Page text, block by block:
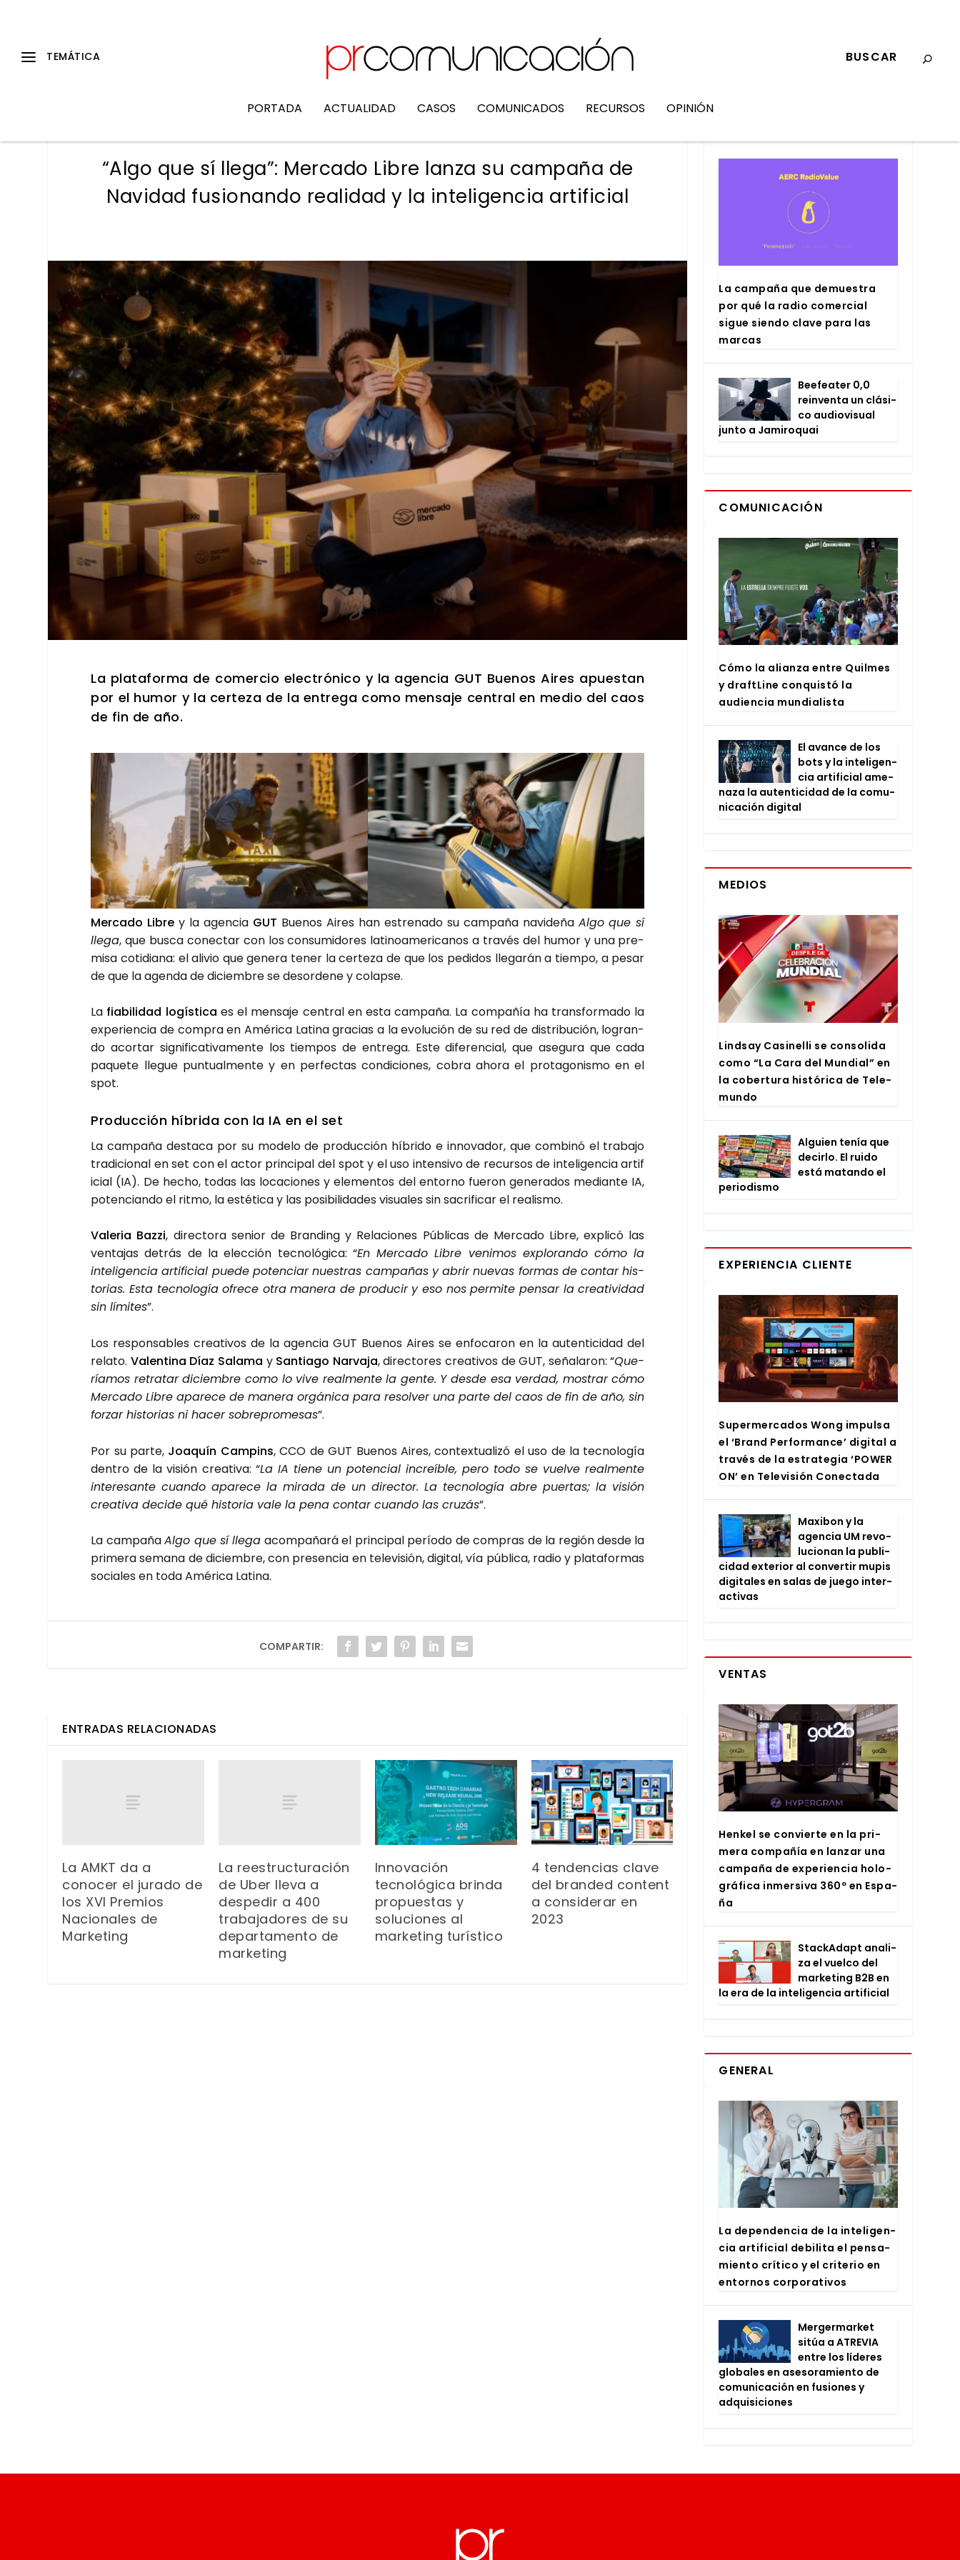
PORTADA ACTUALIDAD CASOS COMUNICADOS RECURSOS OPINIÓN
“Algo que sí llega”: Mercado Libre lanza su campaña de
Navidad fusionando realidad y la inteligencia artificial
La pla­ta­for­ma de comer­cio elec­tró­ni­co y la agen­cia GUT Bue­nos Aires apues­tan
por el humor y la cer­te­za de la entre­ga como men­sa­je cen­tral en medio del caos
de fin de año.
Mer­ca­do Libre y la agen­cia GUT Bue­nos Aires han estre­na­do su cam­pa­ña navi­de­ña Algo que sí
lle­ga, que bus­ca conec­tar con los con­su­mi­do­res lati­no­ame­ri­ca­nos a tra­vés del humor y una pre­
mi­sa coti­dia­na: el ali­vio que gene­ra tener la cer­te­za de que los pedi­dos lle­ga­rán a tiem­po, a pesar
de que la agen­da de diciem­bre se des­or­de­ne y colap­se.
La fia­bi­li­dad logís­ti­ca es el men­sa­je cen­tral en esta cam­pa­ña. La com­pa­ñía ha trans­for­ma­do la
expe­rien­cia de com­pra en Amé­ri­ca Lati­na gra­cias a la evo­lu­ción de su red de dis­tri­bu­ción, logran­
do acor­tar sig­ni­fi­ca­ti­va­men­te los tiem­pos de entre­ga. Este dife­ren­cial, que ase­gu­ra que cada
paque­te lle­gue pun­tual­men­te y en per­fec­tas con­di­cio­nes, cobra aho­ra el pro­ta­go­nis­mo en el
spot.
Pro­duc­ción híbri­da con la IA en el set
La cam­pa­ña des­ta­ca por su mode­lo de pro­duc­ción híbri­do e inno­va­dor, que com­bi­nó el tra­ba­jo
tra­di­cio­nal en set con el actor prin­ci­pal del spot y el uso inten­si­vo de recur­sos de inte­li­gen­cia arti­f
i­cial (IA). De hecho, todas las loca­cio­nes y ele­men­tos del entorno fue­ron gene­ra­dos median­te IA,
poten­cian­do el rit­mo, la esté­ti­ca y las posi­bi­li­da­des visua­les sin sacri­fi­car el rea­lis­mo.
Vale­ria Baz­zi, direc­to­ra senior de Bran­ding y Rela­cio­nes Públi­cas de Mer­ca­do Libre, expli­có las
ven­ta­jas detrás de la elec­ción tec­no­ló­gi­ca: “En Mer­ca­do Libre veni­mos explo­ran­do cómo la
inte­li­gen­cia arti­fi­cial pue­de poten­ciar nues­tras cam­pa­ñas y abrir nue­vas for­mas de con­tar his­
to­rias. Esta tec­no­lo­gía ofre­ce otra mane­ra de pro­du­cir y eso nos per­mi­te pen­sar la crea­ti­vi­dad
sin lími­tes”.
Los res­pon­sa­bles crea­ti­vos de la agen­cia GUT Bue­nos Aires se enfo­ca­ron en la auten­ti­ci­dad del
rela­to. Valen­ti­na Díaz Sala­ma y San­tia­go Nar­va­ja, direc­to­res crea­ti­vos de GUT, seña­la­ron: “Que­
ría­mos retra­tar diciem­bre como lo vive real­men­te la gen­te. Y des­de esa ver­dad, mos­trar cómo
Mer­ca­do Libre apa­re­ce de mane­ra orgá­ni­ca para resol­ver una par­te del caos de fin de año, sin
for­zar his­to­rias ni hacer sobre­pro­me­sas”.
Por su par­te, Joa­quín Cam­pins, CCO de GUT Bue­nos Aires, con­tex­tua­li­zó el uso de la tec­no­lo­gía
den­tro de la visión crea­ti­va: “La IA tie­ne un poten­cial increí­ble, pero todo se vuel­ve real­men­te
intere­san­te cuan­do apa­re­ce la mira­da de un direc­tor. La tec­no­lo­gía abre puer­tas; la visión
crea­ti­va deci­de qué his­to­ria vale la pena con­tar cuan­do las cru­zás”.
La cam­pa­ñaAlgo que sí lle­ga acom­pa­ña­rá el prin­ci­pal perío­do de com­pras de la región des­de la
pri­me­ra sema­na de diciem­bre, con pre­sen­cia en tele­vi­sión, digi­tal, vía públi­ca, radio y pla­ta­for­mas
socia­les en toda Amé­ri­ca Lati­na.
COMPARTIR:
ENTRADAS RELACIONADAS
La AMKT da a
conocer el jurado de
los XVI Premios
Nacionales de
Marketing
La reestructuración
de Uber lleva a
despedir a 400
trabajadores de su
departamento de
marketing
Innovación
tecnológica brinda
propuestas y
soluciones al
marketing turístico
4 tendencias clave
del branded content
a considerar en
2023
La cam­pa­ña que demues­tra
por qué la radio comer­cial
sigue sien­do cla­ve para las
mar­cas
Bee­fea­ter 0,0
rein­ven­ta un clá­si­
co audio­vi­sual
jun­to a Jami­ro­quai
COMUNICACIÓN
Cómo la alian­za entre Quil­mes
y draftLi­ne con­quis­tó la
audien­cia mun­dia­lis­ta
El avan­ce de los
bots y la inte­li­gen­
cia arti­fi­cial ame­
na­za la auten­ti­ci­dad de la comu­
ni­ca­ción digi­tal
MEDIOS
Lind­say Casi­ne­lli se con­so­li­da
como “La Cara del Mun­dial” en
la cober­tu­ra his­tó­ri­ca de Tele­
mun­do
Alguien tenía que
decir­lo. El rui­do
está matan­do el
perio­dis­mo
EXPERIENCIA CLIENTE
Super­mer­ca­dos Wong impul­sa
el ‘Brand Per­for­man­ce’ digi­tal a
tra­vés de la estra­te­gia ‘POWER
ON’ en Tele­vi­sión Conec­ta­da
Maxi­bon y la
agen­cia UM revo­
lu­cio­nan la publi­
ci­dad exte­rior al con­ver­tir mupis
digi­ta­les en salas de jue­go inter­
ac­ti­vas
VENTAS
Hen­kel se con­vier­te en la pri­
me­ra com­pa­ñía en lan­zar una
cam­pa­ña de expe­rien­cia holo­
grá­fi­ca inmer­si­va 360º en Espa­
ña
Stac­kA­dapt ana­li­
za el vuel­co del
mar­ke­ting B2B en
la era de la inte­li­gen­cia arti­fi­cial
GENERAL
La depen­den­cia de la inte­li­gen­
cia arti­fi­cial debi­li­ta el pen­sa­
mien­to crí­ti­co y el cri­te­rio en
entor­nos cor­po­ra­ti­vos
Mer­ger­mar­ket
sitúa a ATRE­VIA
entre los líde­res
glo­ba­les en ase­so­ra­mien­to de
comu­ni­ca­ción en fusio­nes y
adqui­si­cio­nes